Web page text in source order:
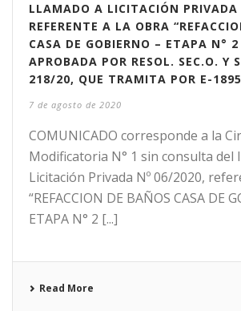
LLAMADO A LICITACIÓN
REFERENTE A LA OBRA
CASA DE GOBIERNO – ETAPA N°
APROBADA POR RESOL. SEC.O. Y
218/20, QUE TRAMITA POR E-
7 de agosto de 2020
COMUNICADO corresponde a la
Modificatoria N° 1 sin consulta del
Licitación Privada Nº 06/2020,
“REFACCION DE BAÑOS CASA DE
ETAPA N° 2 [...]
Read More